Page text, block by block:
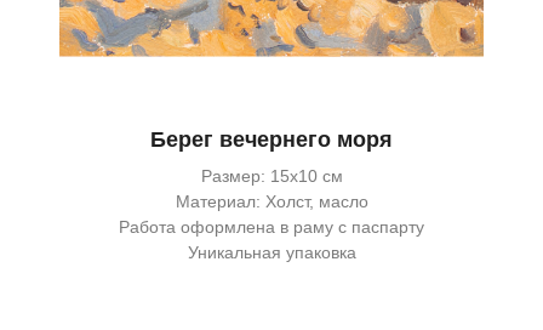
Берег вечернего моря
Размер: 15х10 см
Материал: Холст, масло
Работа оформлена в раму с паспарту
Уникальная упаковка